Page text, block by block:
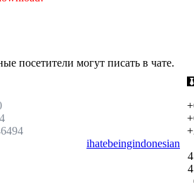
посетители могут писать в чате.
ihatebeingindonesian